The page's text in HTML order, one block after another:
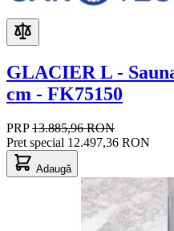
GLACIER L -
cm - FK75150
PRP 13.885,96 RON
Pret special 12.497,36 RON
Adaugă